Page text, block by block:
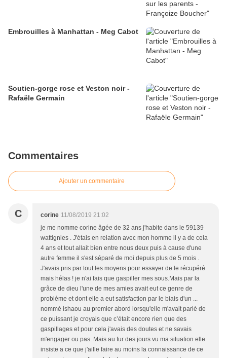
Embrouilles à Manhattan - Meg Cabot
Soutien-gorge rose et Veston noir -
Rafaële Germain
Commentaires
Ajouter un commentaire
C corine 11/08/2019 21:02
je me nomme corine âgée de 32 ans j'habite dans le 59139
wattignies . J'étais en relation avec mon homme il y a de cela
4 ans et tout allait bien entre nous deux puis à cause d'une
autre femme il s'est séparé de moi depuis plus de 5 mois .
J'avais pris par tout les moyens pour essayer de le récupéré
mais hélas ! je n'ai fais que gaspiller mes sous.Mais par la
grâce de dieu l'une de mes amies avait eut ce genre de
problème et dont elle a eut satisfaction par le biais d'un ...
nommé ishaou au premier abord lorsqu'elle m'avait parlé de
ce puissant je croyais que c’était encore rien que des
gaspillages et pour cela j'avais des doutes et ne savais
m'engager ou pas. Mais au fur des jours vu ma situation elle
insiste a ce que j'aille faire au moins la connaissance de ce